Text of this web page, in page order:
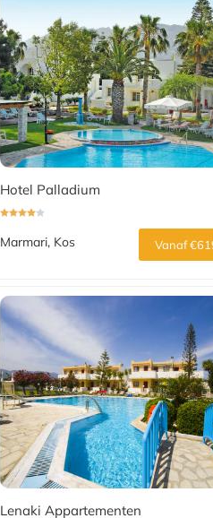
Hotel Palladium
Marmari, Kos Vanaf
Lenaki Appartementen